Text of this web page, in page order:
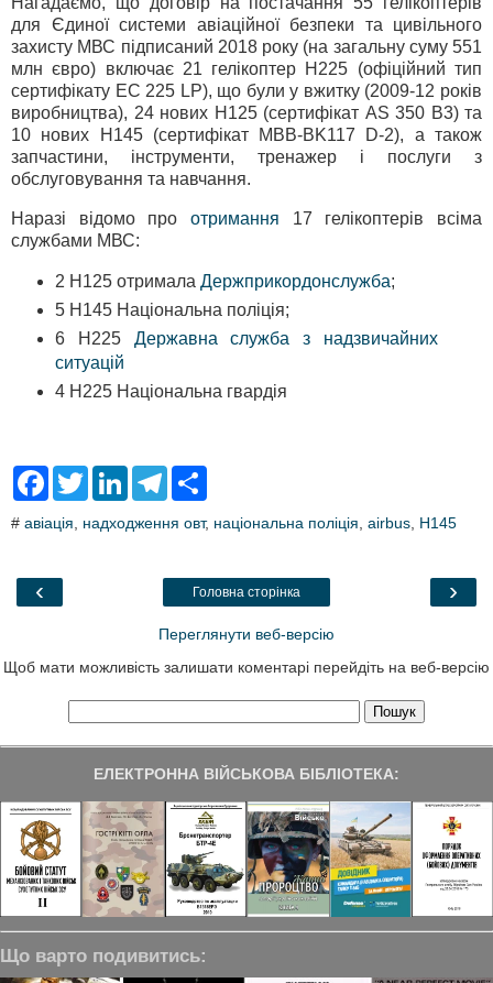
для Єдиної системи авіаційної безпеки та цивільного
захисту МВС підписаний 2018 року (на загальну суму 551
млн євро) включає 21 гелікоптер Н225 (офіційний тип
сертифікату EC 225 LP), що були у вжитку (2009-12 років
виробництва), 24 нових Н125 (сертифікат AS 350 B3) та
10 нових H145 (сертифікат MBB-BK117 D-2), а також
запчастини, інструменти, тренажер і послуги з
обслуговування та навчання.
Наразі відомо про отримання 17 гелікоптерів всіма
службами МВС:
2 Н125 отримала Держприкордонслужба;
5 Н145 Національна поліція;
6 Н225 Державна служба з надзвичайних
ситуацій
4 Н225 Національна гвардія
F
e
o
T
t
L
k
T
e
a
r
# авіація надходження овт, національна поліція airbus H145
‹ ›
Головна сторінка
Переглянути веб-версію
Щоб мати можливість залишати коментарі перейдіть на веб-версію
ЕЛЕКТРОННА ВІЙСЬКОВА БІБЛІОТЕКА:
Що варто подивитись: